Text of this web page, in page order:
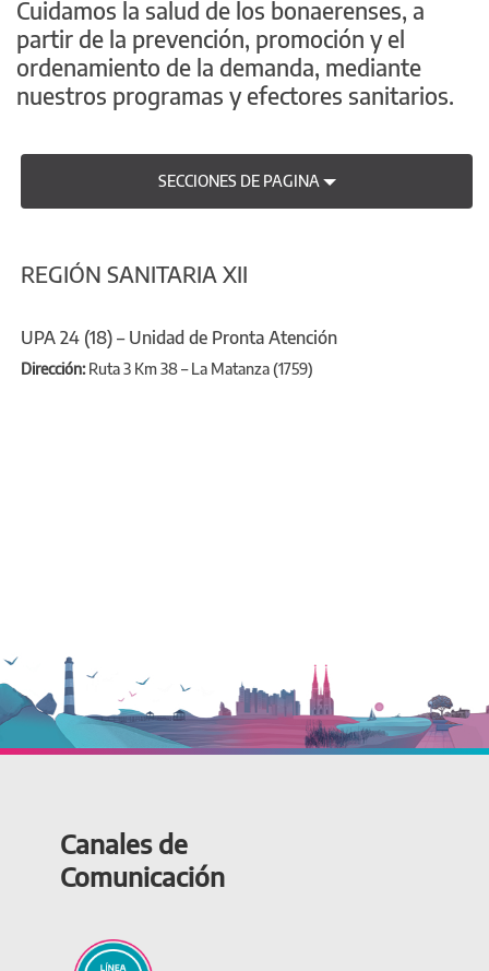
Cuidamos la salud de los bonaerenses, a
partir de la prevención, promoción y el
ordenamiento de la demanda, mediante
nuestros programas y efectores sanitarios.
SECCIONES DE PAGINA
REGIÓN SANITARIA XII
UPA 24 (18) – Unidad de Pronta Atención
Dirección:Ruta 3 Km 38 – La Matanza (1759)
Canales de
Comunicación